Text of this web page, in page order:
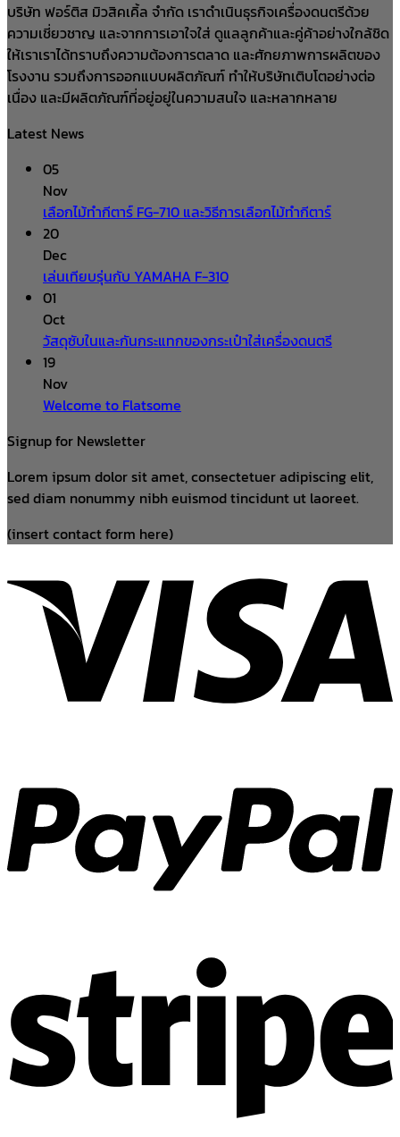
บริษัท ฟอร์ติส มิวสิคเคิ้ล จำกัด เราดำเนินธุรกิจเครื่องดนตรีด้วย
ความเชี่ยวชาญ และจากการเอาใจใส่ ดูแลลูกค้าและคู่ค้าอย่างใกล้ชิด
ให้เราเราได้ทราบถึงความต้องการตลาด และศักยภาพการผลิตของ
โรงงาน รวมถึงการออกแบบผลิตภัณฑ์ ทำให้บริษัทเติบโตอย่างต่อ
เนื่อง และมีผลิตภัณฑ์ที่อยู่อยู่ในความสนใจ และหลากหลาย
Latest News
05
Nov
เลือกไม้ทำกีตาร์ FG-710 และวิธีการเลือกไม้ทำกีตาร์
20
Dec
เล่นเทียบรุ่นกับ YAMAHA F-310
01
Oct
วัสดุซับในและกันกระแทกของกระเป๋าใส่เครื่องดนตรี
19
Nov
Welcome to Flatsome
Signup for Newsletter
Lorem ipsum dolor sit amet, consectetuer adipiscing elit,
sed diam nonummy nibh euismod tincidunt ut laoreet.
(insert contact form here)